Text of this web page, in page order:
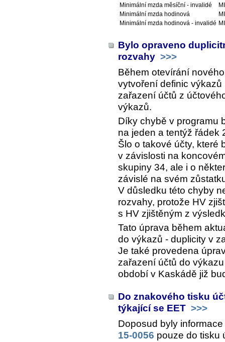
Minimální mzda měsíční - invalidé
Minimální mzda hodinová
Minimální mzda hodinová - invalidé
Bylo opraveno
rozvahy >>>
Během otevírání
vytvoření definic
zařazení účtů z
výkazů.
Díky chybě v programu
na jeden a tentýž řádek
Šlo o takové účty, které
v závislosti na
skupiny 34, ale i o
závislé na svém
V důsledku této chyby
rozvahy, protože HV
s HV zjištěným z
Tato úprava během
do výkazů - duplicity v
Je také provedena
zařazení účtů do
období v Kaskádě již
Do znakového tisku
týkající se EET >>>
Doposud byly
15-0056 pouze do tisku